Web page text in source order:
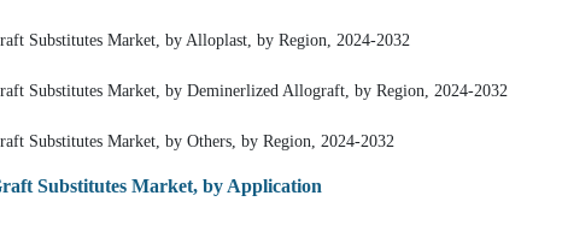
Substitutes Market, by Alloplast, by Region, 2024-2032
Substitutes Market, by Deminerlized Allograft, by Region, 2024-2032
Substitutes Market, by Others, by Region, 2024-2032
Substitutes Market, by Application